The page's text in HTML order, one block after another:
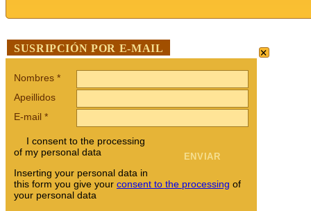
SUSRIPCIÓN POR E-MAIL ×
Nombres *
Apeillidos
E-mail *
I consent to the processing
of my personal data
Inserting your personal data in
this form you give your consent to the processing of
your personal data